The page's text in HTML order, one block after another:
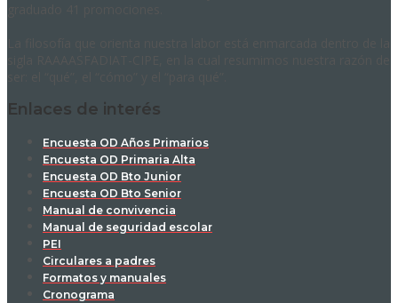
Enlaces de interés
Encuesta OD Años Primarios
Encuesta OD Primaria Alta
Encuesta OD Bto Junior
Encuesta OD Bto Senior
Manual de convivencia
Manual de seguridad escolar
PEI
Circulares a padres
Formatos y manuales
Cronograma